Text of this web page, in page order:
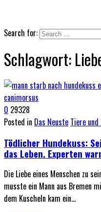
Search for:
Schlagwort:
0 29328
Posted in Das Neuste Tiere
Tödlicher Hundekuss:
das Leben. Experten
Die Liebe eines Menschen zu
musste ein Mann aus Bremen
dem Kuscheln kam ein…